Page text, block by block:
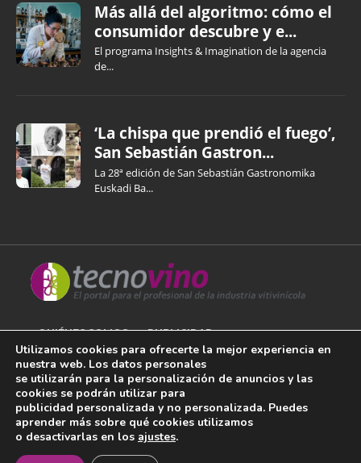
Más allá del algoritmo: cómo el
consumidor descubre y e...
El programa Insights & Imagination de la agencia
de...
‘La chispa que prendió el fuego’,
San Sebastián Gastron...
La 28ª edición de San Sebastián Gastronomika
Euskadi Ba...
QUIÉNES SOMOS PUBLICIDAD
AVISO LEGAL
POLÍTICA DE COOKIES
POLÍTICA DE PRIVACIDAD
Utilizamos cookies para ofrecerte la mejor experiencia en
nuestra web. Los datos personales
se utilizarán para la personalización de anuncios y las
cookies se podrán utilizar para
publicidad personalizada y no personalizada. Puedes
aprender más sobre qué cookies utilizamos
o desactivarlas en los ajustes.